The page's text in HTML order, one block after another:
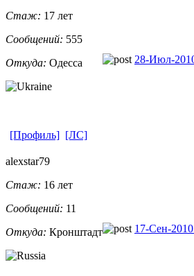
Стаж: 17 лет
Сообщений: 555
Откуда: Одесса 28-Июл-
[Профиль] [ЛС]
alexstar79
Стаж: 16 лет
Сообщений: 11
Откуда: Кронштадт 17-Сен-